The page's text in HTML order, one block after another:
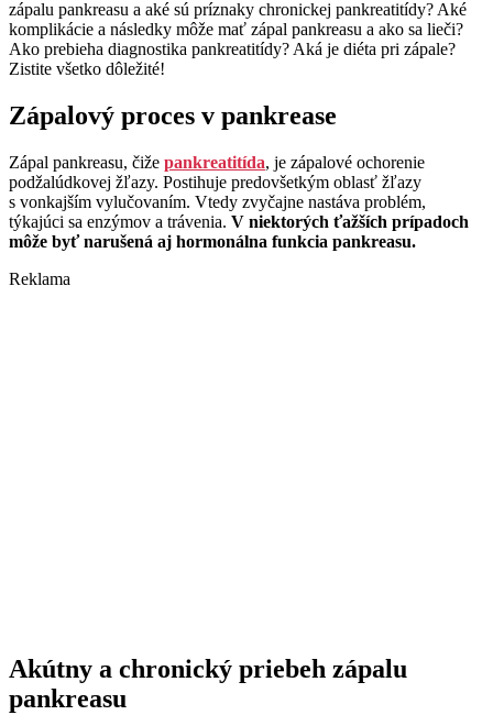
zápalu pankreasu a aké sú príznaky chronickej pankreatitídy? Aké
komplikácie a následky môže mať zápal pankreasu a ako sa lieči?
Ako prebieha diagnostika pankreatitídy? Aká je diéta pri zápale?
Zistite všetko dôležité!
Zápalový proces v pankrease
Zápal pankreasu, čiže pankreatitída, je zápalové ochorenie
podžalúdkovej žľazy. Postihuje predovšetkým oblasť žľazy
s vonkajším vylučovaním. Vtedy zvyčajne nastáva problém,
týkajúci sa enzýmov a trávenia. V niektorých ťažších prípadoch
môže byť narušená aj hormonálna funkcia pankreasu.
Reklama
Akútny a chronický priebeh zápalu
pankreasu